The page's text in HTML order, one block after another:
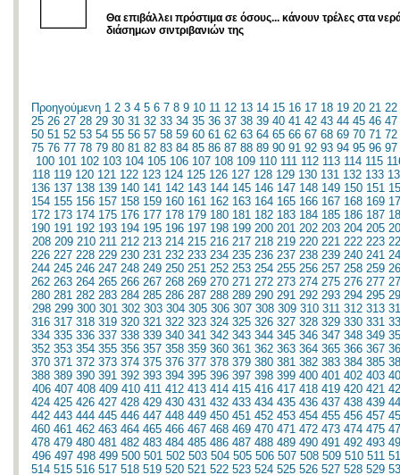
Θα επιβάλλει πρόστιμα σε όσους... κάνουν τρέλες στα
διάσημων σιντριβανιών της
Προηγούμενη 1 2 3 4 5 6 7 8 9 10 11 12 13 14 15 16 17 18 19 20 21 22
25 26 27 28 29 30 31 32 33 34 35 36 37 38 39 40 41 42 43 44 45 46 47
50 51 52 53 54 55 56 57 58 59 60 61 62 63 64 65 66 67 68 69 70 71 72
75 76 77 78 79 80 81 82 83 84 85 86 87 88 89 90 91 92 93 94 95 96 97
100 101 102 103 104 105 106 107 108 109 110 111 112 113 114 115
118 119 120 121 122 123 124 125 126 127 128 129 130 131 132 133
136 137 138 139 140 141 142 143 144 145 146 147 148 149 150 151
154 155 156 157 158 159 160 161 162 163 164 165 166 167 168 169
172 173 174 175 176 177 178 179 180 181 182 183 184 185 186 187
190 191 192 193 194 195 196 197 198 199 200 201 202 203 204 205
208 209 210 211 212 213 214 215 216 217 218 219 220 221 222 223
226 227 228 229 230 231 232 233 234 235 236 237 238 239 240 241
244 245 246 247 248 249 250 251 252 253 254 255 256 257 258 259
262 263 264 265 266 267 268 269 270 271 272 273 274 275 276 277
280 281 282 283 284 285 286 287 288 289 290 291 292 293 294 295
298 299 300 301 302 303 304 305 306 307 308 309 310 311 312 313
316 317 318 319 320 321 322 323 324 325 326 327 328 329 330 331
334 335 336 337 338 339 340 341 342 343 344 345 346 347 348 349
352 353 354 355 356 357 358 359 360 361 362 363 364 365 366 367
370 371 372 373 374 375 376 377 378 379 380 381 382 383 384 385
388 389 390 391 392 393 394 395 396 397 398 399 400 401 402 403
406 407 408 409 410 411 412 413 414 415 416 417 418 419 420 421
424 425 426 427 428 429 430 431 432 433 434 435 436 437 438 439
442 443 444 445 446 447 448 449 450 451 452 453 454 455 456 457
460 461 462 463 464 465 466 467 468 469 470 471 472 473 474 475
478 479 480 481 482 483 484 485 486 487 488 489 490 491 492 493
496 497 498 499 500 501 502 503 504 505 506 507 508 509 510 511
514 515 516 517 518 519 520 521 522 523 524 525 526 527 528 529